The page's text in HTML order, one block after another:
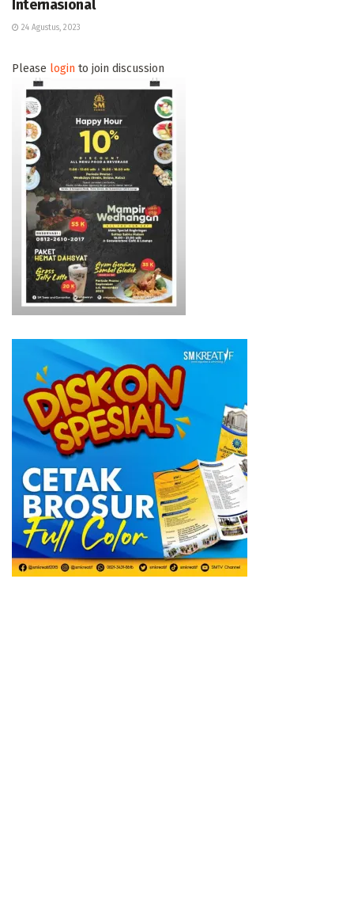
Internasional
24 Agustus, 2023
Please login to join discussion